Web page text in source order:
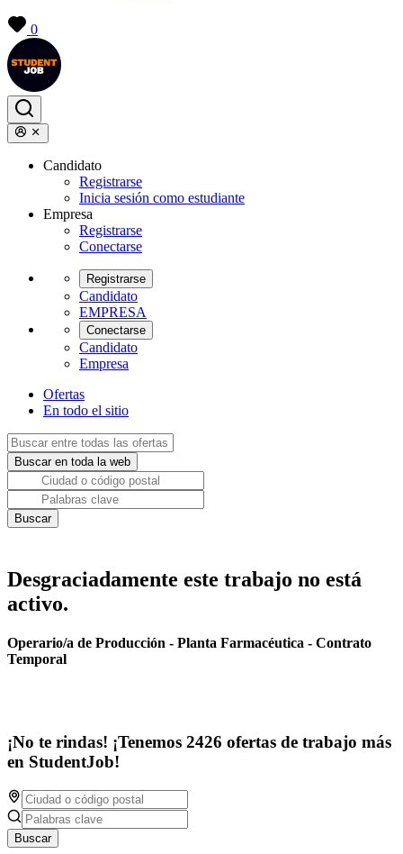
0
Candidato
Registrarse
Inicia sesión como estudiante
Empresa
Registrarse
Conectarse
Registrarse
Candidato
EMPRESA
Conectarse
Candidato
Empresa
Ofertas
En todo el sitio
Desgraciadamente este trabajo no está
activo.
Operario/a de Producción - Planta Farmacéutica - Contrato
Temporal
¡No te rindas! ¡Tenemos 2426 ofertas de trabajo más
en StudentJob!
Buscar